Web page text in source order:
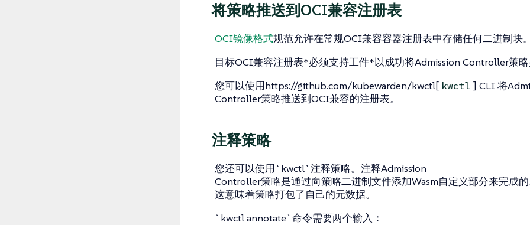
将策略推送到OCI兼容注册表
OCI镜像格式规范允许在常规OCI兼容容器注册表中存储任何二进制块。
目标OCI兼容注册表*必须支持工件*以成功将Admission Controller策略
您可以使用https://github.com/kubewarden/kwctl[ kwctl ] CLI 将
Controller策略推送到OCI兼容的注册表。
注释策略
您还可以使用`kwctl`注释策略。注释Admission
Controller策略是通过向策略二进制文件添加Wasm自定义部分来完成的
这意味着策略打包了自己的元数据。
`kwctl annotate`命令需要两个输入：